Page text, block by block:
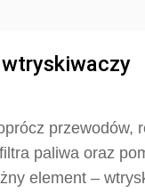
przewodów,
paliwa oraz
element –